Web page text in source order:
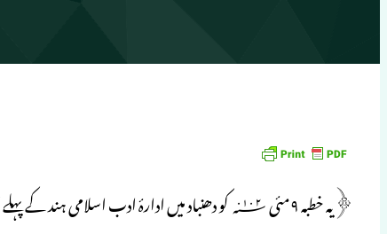
﴿یہ خطبہ ۹مئی ۲۰۱۰؁ کو دھنباد میں ادارۂ ادب اسلامی ہند کے پہلے سمینار میں پیش کیاگیاتھا﴾